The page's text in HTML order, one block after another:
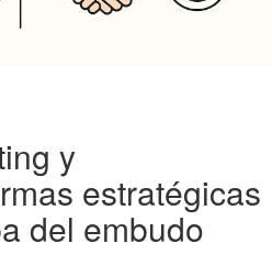
y
estratégicas
del embudo